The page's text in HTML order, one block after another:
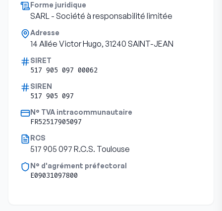
Forme juridique
SARL - Société à responsabilité limitée
Adresse
14 Allée Victor Hugo, 31240 SAINT-JEAN
SIRET
517 905 097 00062
SIREN
517 905 097
N° TVA intracommunautaire
FR52517905097
RCS
517 905 097 R.C.S. Toulouse
N° d'agrément préfectoral
E09031097800